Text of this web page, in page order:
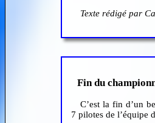
Texte rédigé par
Fin du
C’est la fin d’un
7 pilotes de l’équipe